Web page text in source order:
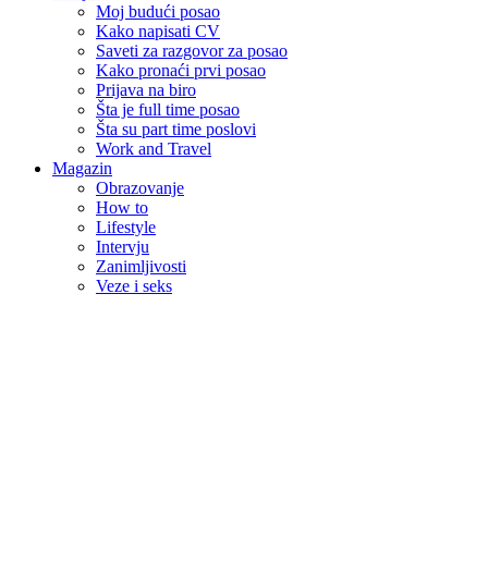
Moj budući posao
Kako napisati CV
Saveti za razgovor za posao
Kako pronaći prvi posao
Prijava na biro
Šta je full time posao
Šta su part time poslovi
Work and Travel
Magazin
Obrazovanje
How to
Lifestyle
Intervju
Zanimljivosti
Veze i seks